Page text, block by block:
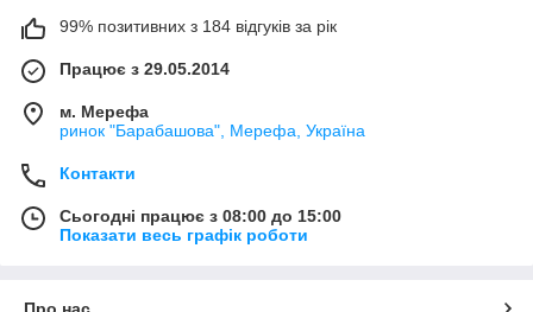
99% позитивних з 184 відгуків за рік
Працює з 29.05.2014
м. Мерефа
ринок "Барабашова", Мерефа, Україна
Контакти
Сьогодні працює з 08:00 до 15:00
Показати весь графік роботи
Про нас